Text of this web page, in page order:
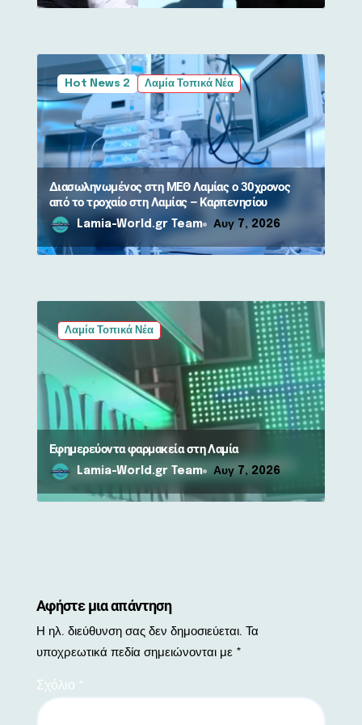
Hot News 2 Λαμία Τοπικά Νέα
Διασωληνωμένος στη ΜΕΘ Λαμίας ο 30χρονος
από το τροχαίο στη Λαμίας – Καρπενησίου
Lamia-World.gr Team Αυγ 7, 2026
Λαμία Τοπικά Νέα
Εφημερεύοντα φαρμακεία στη Λαμία
Lamia-World.gr Team Αυγ 7, 2026
Αφήστε μια απάντηση
Η ηλ. διεύθυνση σας δεν δημοσιεύεται. Τα
υποχρεωτικά πεδία σημειώνονται με *
Σχόλιο *